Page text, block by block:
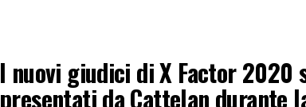
I nuovi giudici di X Factor 2020
presentati da Cattelan durante